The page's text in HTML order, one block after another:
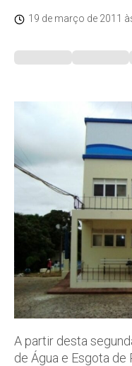
19 de março de 2011
A partir desta
de Água e Esgota de